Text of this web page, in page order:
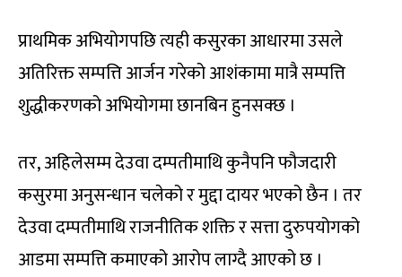
प्राथमिक अभियोगपछि त्यही कसुरका आधारमा उसले
अतिरिक्त सम्पत्ति आर्जन गरेको आशंकामा मात्रै सम्पत्ति
शुद्धीकरणको अभियोगमा छानबिन हुनसक्छ ।
तर, अहिलेसम्म देउवा दम्पतीमाथि कुनैपनि फौजदारी
कसुरमा अनुसन्धान चलेको र मुद्दा दायर भएको छैन । तर
देउवा दम्पतीमाथि राजनीतिक शक्ति र सत्ता दुरुपयोगको
आडमा सम्पत्ति कमाएको आरोप लाग्दै आएको छ ।